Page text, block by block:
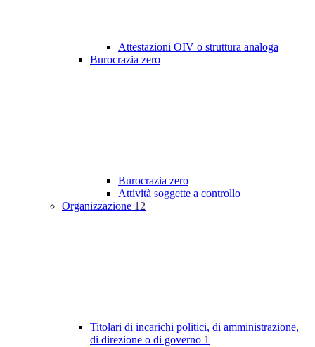
Attestazioni OIV o struttura analoga
Burocrazia zero
Burocrazia zero
Attività soggette a controllo
Organizzazione 12
Titolari di incarichi politici, di amministrazione,
di direzione o di governo 1